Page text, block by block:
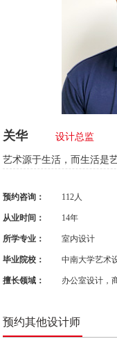
关华 设计总监
艺术源于生活，而生活是艺
预约咨询： 112人
从业时间： 14年
所学专业： 室内设计
毕业院校： 中南大学艺术
擅长领域： 办公室设计
预约其他设计师